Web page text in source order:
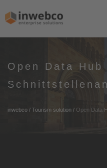
Open Data Hub
inwebco / Tourism solution / Open Data